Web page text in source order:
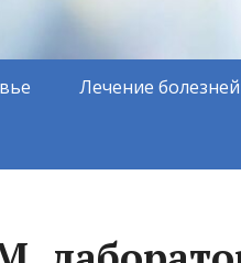
Лечение болезней